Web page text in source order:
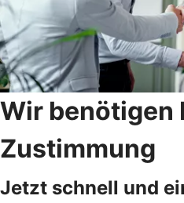
Wir benötigen
Zustimmung
Jetzt schnell und